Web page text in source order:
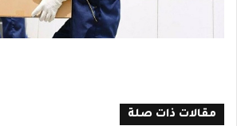
مقالات ذات صلة